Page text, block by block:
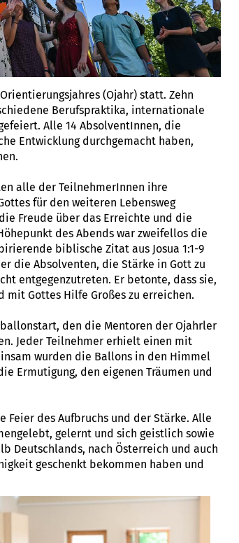
(Ojahr) statt. Zehn
Berufspraktika, internationale
Alle 14 AbsolventInnen, die
Entwicklung durchgemacht haben,
alle der TeilnehmerInnen ihre
für den weiteren Lebensweg
Freude über das Erreichte und die
des Abends war zweifellos die
biblische Zitat aus Josua 1:1-9
die Absolventen, die Stärke in Gott zu
entgegenzutreten. Er betonte, dass sie,
mit Gottes Hilfe Großes zu erreichen.
den die Mentoren der Ojahrler
Jeder Teilnehmer erhielt einen mit
wurden die Ballons in den Himmel
Ermutigung, den eigenen Träumen und
Feier des Aufbruchs und der Stärke. Alle
gelernt und sich geistlich sowie
Deutschlands, nach Österreich und auch
geschenkt bekommen haben und